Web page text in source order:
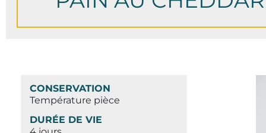
CONSERVATION
Température pièce
DURÉE DE VIE